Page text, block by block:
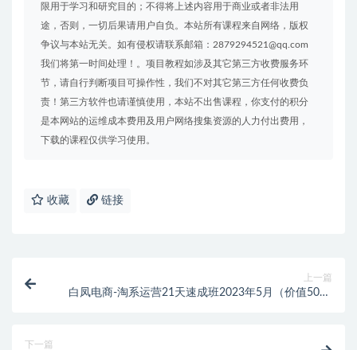
限用于学习和研究目的；不得将上述内容用于商业或者非法用
途，否则，一切后果请用户自负。本站所有课程来自网络，版权
争议与本站无关。如有侵权请联系邮箱：2879294521@qq.com
我们将第一时间处理！。项目教程如涉及其它第三方收费服务环
节，请自行判断项目可操作性，我们不对其它第三方任何收费负
责！第三方软件也请谨慎使用，本站不出售课程，你支付的积分
是本网站的运维成本费用及用户网络搜集资源的人力付出费用，
下载的课程仅供学习使用。
收藏 链接
上一篇
白凤电商-淘系运营21天速成班2023年5月（价值5000
下一篇